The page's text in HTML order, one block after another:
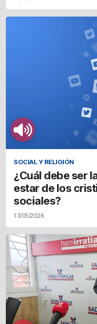
SOCIAL Y RELIGIÓN
¿Cuál debe ser
estar de los
sociales?
13/05/2026